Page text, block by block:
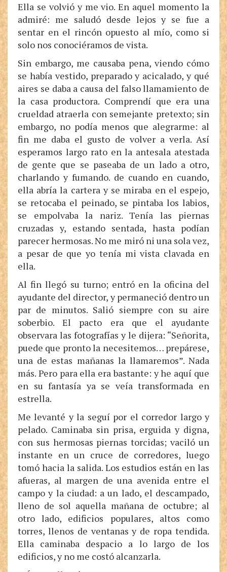
Ella se volvió y me vio. En aquel momento la
admiré: me saludó desde lejos y se fue a
sentar en el rincón opuesto al mío, como si
solo nos conociéramos de vista.
Sin embargo, me causaba pena, viendo cómo
se había vestido, preparado y acicalado, y qué
aires se daba a causa del falso llamamiento de
la casa productora. Comprendí que era una
crueldad atraerla con semejante pretexto; sin
embargo, no podía menos que alegrarme: al
fin me daba el gusto de volver a verla. Así
esperamos largo rato en la antesala atestada
de gente que se paseaba de un lado a otro,
charlando y fumando. de cuando en cuando,
ella abría la cartera y se miraba en el espejo,
se retocaba el peinado, se pintaba los labios,
se empolvaba la nariz. Tenía las piernas
cruzadas y, estando sentada, hasta podían
parecer hermosas. No me miró ni una sola vez,
a pesar de que yo tenía mi vista clavada en
ella.
Al fin llegó su turno; entró en la oficina del
ayudante del director, y permaneció dentro un
par de minutos. Salió siempre con su aire
soberbio. El pacto era que el ayudante
observara las fotografías y le dijera: “Señorita,
puede que pronto la necesitemos… prepárese,
una de estas mañanas la llamaremos”. Nada
más. Pero para ella era bastante: y he aquí que
en su fantasía ya se veía transformada en
estrella.
Me levanté y la seguí por el corredor largo y
pelado. Caminaba sin prisa, erguida y digna,
con sus hermosas piernas torcidas; vaciló un
instante en un cruce de corredores, luego
tomó hacia la salida. Los estudios están en las
afueras, al margen de una avenida entre el
campo y la ciudad: a un lado, el descampado,
lleno de sol aquella mañana de octubre; al
otro lado, edificios populares, altos como
torres, llenos de ventanas y de ropa tendida.
Ella caminaba despacio a lo largo de los
edificios, y no me costó alcanzarla.